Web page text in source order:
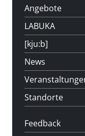
Angebote
LABUKA
[kju:b]
News
Standorte
Feedback